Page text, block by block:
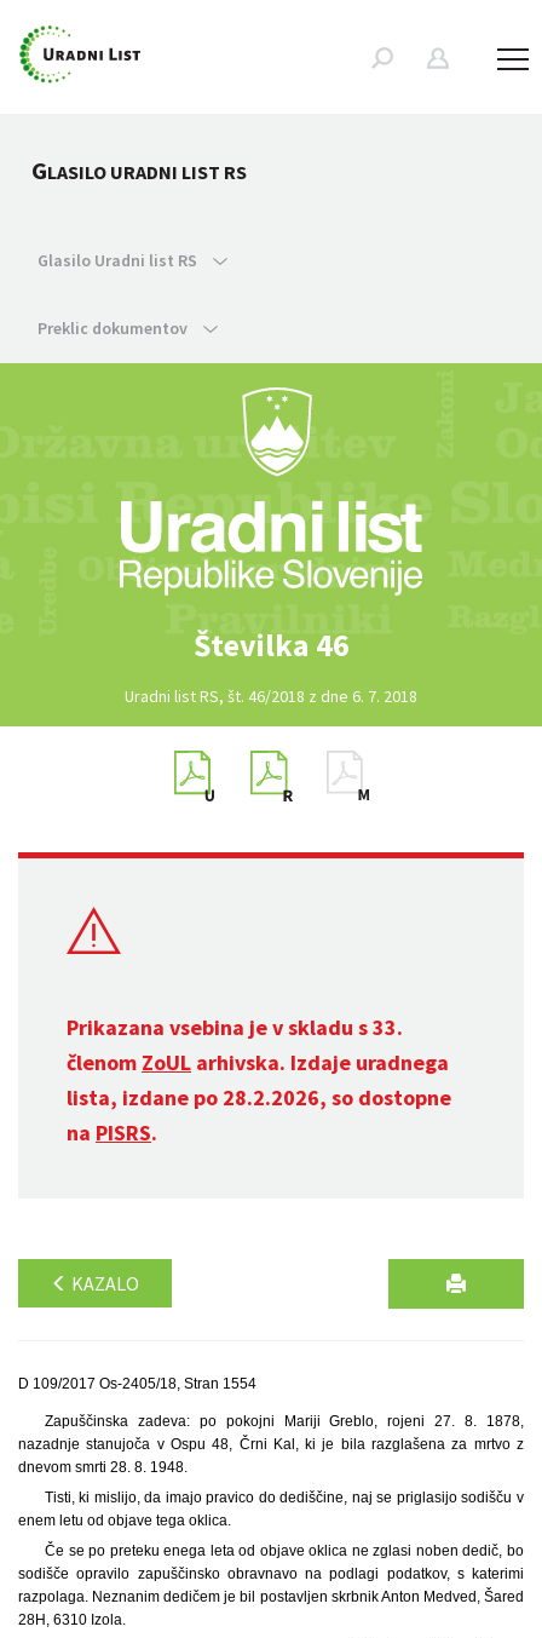
GLASILO URADNI LIST RS
Glasilo Uradni list RS
Preklic dokumentov
Številka 46
Uradni list RS, št. 46/2018 z dne 6. 7. 2018
Prikazana vsebina je v skladu s 33.
členom ZoUL arhivska. Izdaje uradnega
lista, izdane po 28.2.2026, so dostopne
na PISRS.
KAZALO
D 109/2017 Os-2405/18, Stran 1554
Zapuščinska zadeva: po pokojni Mariji Greblo, rojeni 27. 8. 1878,
nazadnje stanujoča v Ospu 48, Črni Kal, ki je bila razglašena za mrtvo z
dnevom smrti 28. 8. 1948.
Tisti, ki mislijo, da imajo pravico do dediščine, naj se priglasijo sodišču v
enem letu od objave tega oklica.
Če se po preteku enega leta od objave oklica ne zglasi noben dedič, bo
sodišče opravilo zapuščinsko obravnavo na podlagi podatkov, s katerimi
razpolaga. Neznanim dedičem je bil postavljen skrbnik Anton Medved, Šared
28H, 6310 Izola.